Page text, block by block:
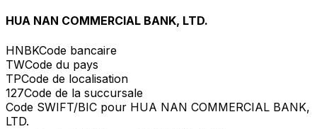
HUA NAN COMMERCIAL BANK, LTD.
HNBKCode bancaire
TWCode du pays
TPCode de localisation
127Code de la succursale
Code SWIFT/BIC pour HUA NAN COMMERCIAL BANK,
LTD.